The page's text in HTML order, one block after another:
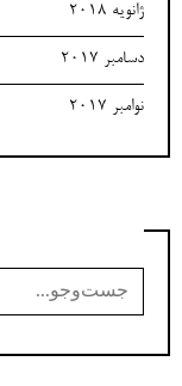
ژانویه 2018
دسامبر 2017
نوامبر 2017
برای: